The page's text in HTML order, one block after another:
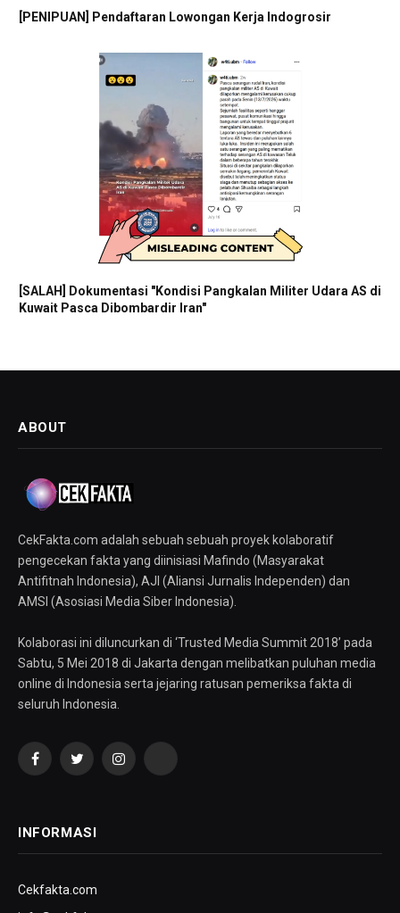
[PENIPUAN] Pendaftaran Lowongan Kerja Indogrosir
[SALAH] Dokumentasi "Kondisi Pangkalan Militer Udara AS di
Kuwait Pasca Dibombardir Iran"
ABOUT
CekFakta.com adalah sebuah sebuah proyek kolaboratif
pengecekan fakta yang diinisiasi Mafindo (Masyarakat
Antifitnah Indonesia), AJI (Aliansi Jurnalis Independen) dan
AMSI (Asosiasi Media Siber Indonesia).
Kolaborasi ini diluncurkan di ‘Trusted Media Summit 2018’ pada
Sabtu, 5 Mei 2018 di Jakarta dengan melibatkan puluhan media
online di Indonesia serta jejaring ratusan pemeriksa fakta di
seluruh Indonesia.
FacebookTwitterInstagramYouTube
INFORMASI
Cekfakta.com